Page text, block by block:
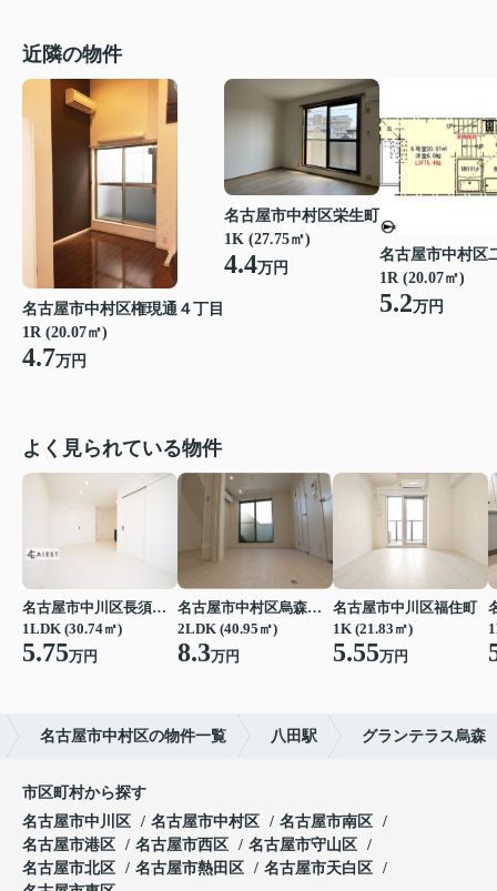
近隣の物件
名古屋市中村区権現通４丁目
1R (20.07㎡)
4.7万円
名古屋市中村区栄生町
1K (27.75㎡)
4.4万円
名古屋市中村区
1R (20.07㎡)
5.2万円
よく見られている物件
名古屋市中川区長須賀３丁目
1LDK (30.74㎡)
5.75万円
名古屋市中村区烏森町４丁目
2LDK (40.95㎡)
8.3万円
名古屋市中川区福住町
1K (21.83㎡)
5.55万円
名古屋市中村区の物件一覧 八田駅 グランテラス烏森
市区町村から探す
名古屋市中川区
名古屋市中村区
名古屋市南区
名古屋市港区
名古屋市西区
名古屋市守山区
名古屋市北区
名古屋市熱田区
名古屋市天白区